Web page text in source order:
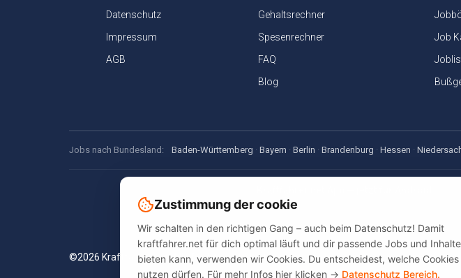
Datenschutz
Impressum
AGB
Gehaltsrechner
Spesenrechner
FAQ
Blog
Job
Jobs nach Bundesland: Baden-Württemberg · Bayern · Berlin · Brandenburg · Hessen ·
Jobsuche, Spesen-, Gehaltsrechner &
©2026 Kraftfahrer.net. Alle Rechte vorbehalten.
Zustimmung der cookie
Wir schalten in den richtigen Gang – auch beim Datenschutz! Damit
kraftfahrer.net für dich optimal läuft und dir passende Jobs und Inhalte
bieten kann, verwenden wir Cookies. Du entscheidest, welche
nutzen dürfen. Für mehr Infos hier klicken -> Datenschutz Bereich.